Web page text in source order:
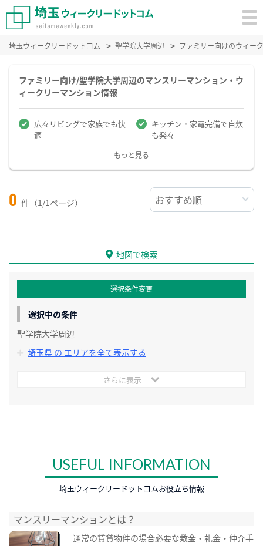
埼玉ウィークリードットコム 聖学院大学周辺 ファミリー向けのウィー
ファミリー向け/聖学院大学周辺のマンスリーマンション・ウ
ィークリーマンション情報
広々リビングで家族でも快
適
キッチン・家電完備で自炊
も楽々
もっと見る
0 件（1/1ページ）
地図で検索
選択条件変更
選択中の条件
聖学院大学周辺
埼玉県 の エリアを全て表示する
さらに表示
USEFUL INFORMATION
埼玉ウィークリードットコムお役立ち情報
マンスリーマンションとは？
通常の賃貸物件の場合必要な敷金・礼金・仲介手